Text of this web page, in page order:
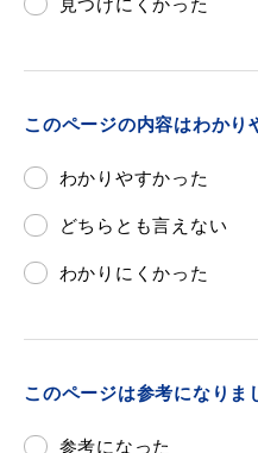
防災・消防
公共施設
便利なサービ
見つけにくかった
このページの内容はわかり
わかりやすかった
どちらとも言えない
わかりにくかった
このページは参考になりま
参考になった